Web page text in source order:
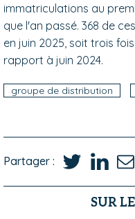
immatriculations au
que l'an passé. 368 de
en juin 2025, soit trois
rapport à juin 2024.
groupe de distribution
Partager :
SUR